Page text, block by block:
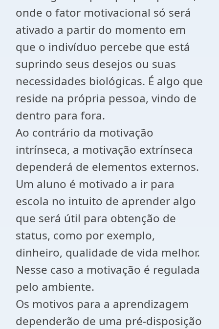
onde o fator motivacional só será
ativado a partir do momento em
que o indivíduo percebe que está
suprindo seus desejos ou suas
necessidades biológicas. É algo que
reside na própria pessoa, vindo de
dentro para fora.
Ao contrário da motivação
intrínseca, a motivação extrínseca
dependerá de elementos externos.
Um aluno é motivado a ir para
escola no intuito de aprender algo
que será útil para obtenção de
status, como por exemplo,
dinheiro, qualidade de vida melhor.
Nesse caso a motivação é regulada
pelo ambiente.
Os motivos para a aprendizagem
dependerão de uma pré-disposição